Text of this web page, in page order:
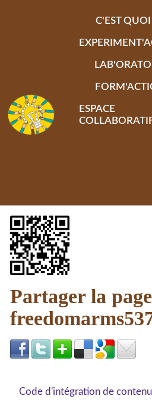
C'EST QUOI
ESPACE
Partager la page
Code d'intégration de